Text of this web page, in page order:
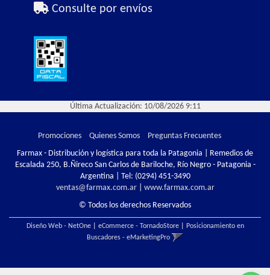
Consulte por envíos
Última Actualización: 10/08/2026 9:11
Promociones Quienes Somos
Preguntas Frecuentes
Farmax - Distribución y logística para toda la Patagonia | Remedios de
Escalada 250, B.Ñireco San Carlos de Bariloche, Río Negro - Patagonia -
Argentina | Tel: (0294) 451-3490
ventas@farmax.com.ar| www.farmax.com.ar
© Todos los derechos Reservados
Diseño Web - NetOne| eCommerce - TornadoStore|
Posicionamiento en
Buscadores - eMarketingPro